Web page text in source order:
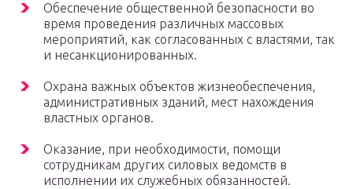
Обеспечение общественной безопасности во
время проведения различных массовых
мероприятий, как согласованных с властями, так
и несанкционированных.
Охрана важных объектов жизнеобеспечения,
административных зданий, мест нахождения
властных органов.
Оказание, при необходимости, помощи
сотрудникам других силовых ведомств в
исполнении их служебных обязанностей.